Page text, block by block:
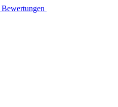
Bewertungen